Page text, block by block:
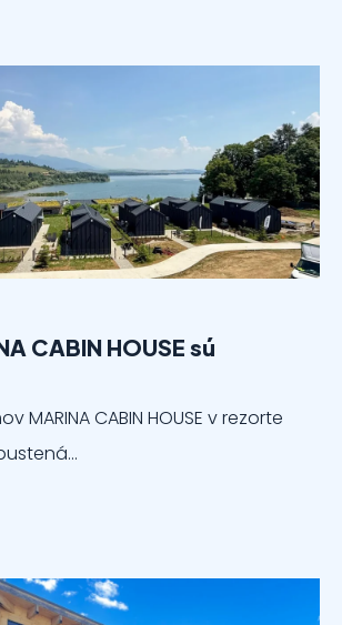
CABIN HOUSE sú
MARINA CABIN HOUSE v rezorte